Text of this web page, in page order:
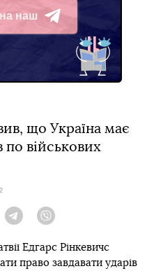
наш
що Україна має
по військових
Telegram
Едгарс Рінкевичс
право завдавати ударів